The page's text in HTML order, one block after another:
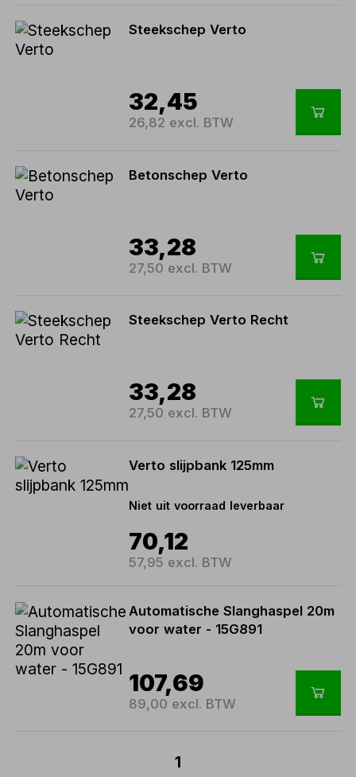
Steekschep Verto
32,45
26,82 excl. BTW
Betonschep Verto
33,28
27,50 excl. BTW
Steekschep Verto Recht
33,28
27,50 excl. BTW
Verto slijpbank 125mm
Niet uit voorraad leverbaar
70,12
57,95 excl. BTW
Automatische Slanghaspel 20m
voor water - 15G891
107,69
89,00 excl. BTW
1